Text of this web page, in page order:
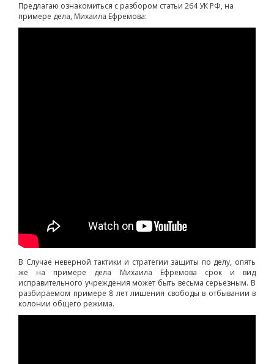
Предлагаю ознакомиться с разбором статьи 264 УК РФ, на
примере дела, Михаила Ефремова:
В Случае неверной тактики и стратегии защиты по делу, опять
же на примере дела Михаила Ефремова срок и вид
исправительного учреждения может быть весьма серьезным. В
разбираемом примере 8 лет лишения свободы в отбывании в
колонии общего режима.